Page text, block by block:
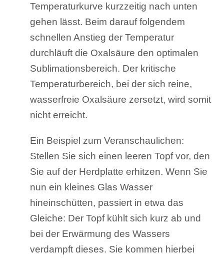
Temperaturkurve kurzzeitig nach unten
gehen lässt. Beim darauf folgendem
schnellen Anstieg der Temperatur
durchläuft die Oxalsäure den optimalen
Sublimationsbereich. Der kritische
Temperaturbereich, bei der sich reine,
wasserfreie Oxalsäure zersetzt, wird somit
nicht erreicht.
Ein Beispiel zum Veranschaulichen:
Stellen Sie sich einen leeren Topf vor, den
Sie auf der Herdplatte erhitzen. Wenn Sie
nun ein kleines Glas Wasser
hineinschütten, passiert in etwa das
Gleiche: Der Topf kühlt sich kurz ab und
bei der Erwärmung des Wassers
verdampft dieses. Sie kommen hierbei